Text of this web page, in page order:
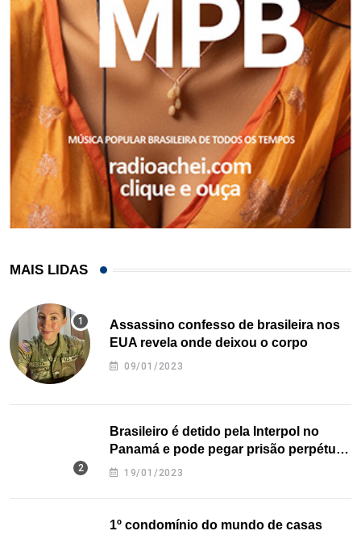
MAIS LIDAS
Assassino confesso de brasileira nos
EUA revela onde deixou o corpo
09/01/2023
Brasileiro é detido pela Interpol no
Panamá e pode pegar prisão perpétua
nos EUA
19/01/2023
1º condomínio do mundo de casas